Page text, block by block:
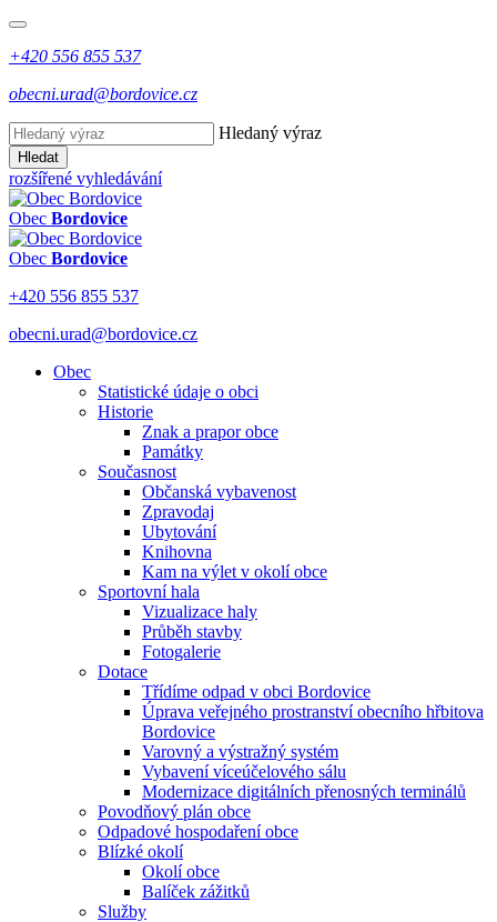
+420 556 855 537
obecni.urad@bordovice.cz
Hledaný výraz
Hledat
rozšířené vyhledávání
Obec Bordovice
Obec Bordovice
+420 556 855 537
obecni.urad@bordovice.cz
Obec
Statistické údaje o obci
Historie
Znak a prapor obce
Památky
Současnost
Občanská vybavenost
Zpravodaj
Ubytování
Knihovna
Kam na výlet v okolí obce
Sportovní hala
Vizualizace haly
Průběh stavby
Fotogalerie
Dotace
Třídíme odpad v obci Bordovice
Úprava veřejného prostranství obecního hřbitova
Bordovice
Varovný a výstražný systém
Vybavení víceúčelového sálu
Modernizace digitálních přenosných terminálů
Povodňový plán obce
Odpadové hospodaření obce
Blízké okolí
Okolí obce
Balíček zážitků
Služby